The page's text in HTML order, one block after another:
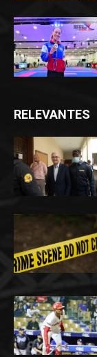
RELEVANTES